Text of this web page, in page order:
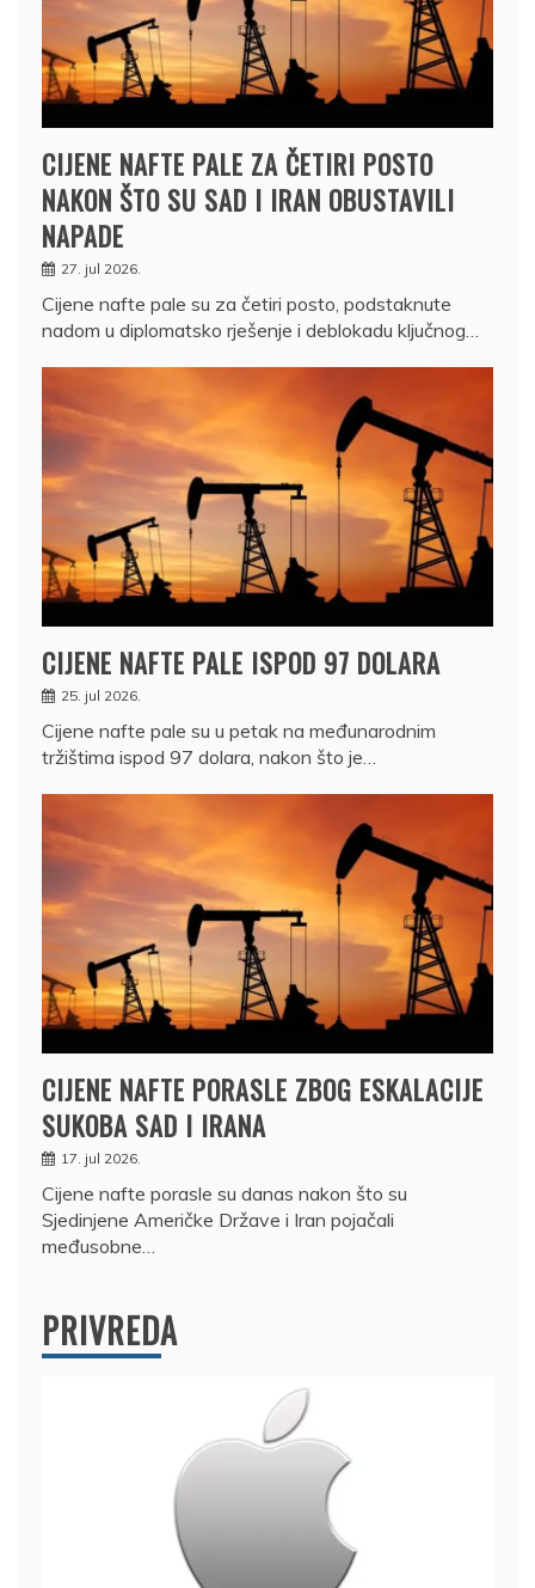
CIJENE NAFTE PALE ZA ČETIRI POSTO
NAKON ŠTO SU SAD I IRAN OBUSTAVILI
NAPADE
27. jul 2026.
Cijene nafte pale su za četiri posto, podstaknute
nadom u diplomatsko rješenje i deblokadu ključnog…
CIJENE NAFTE PALE ISPOD 97 DOLARA
25. jul 2026.
Cijene nafte pale su u petak na međunarodnim
tržištima ispod 97 dolara, nakon što je…
CIJENE NAFTE PORASLE ZBOG ESKALACIJE
SUKOBA SAD I IRANA
17. jul 2026.
Cijene nafte porasle su danas nakon što su
Sjedinjene Američke Države i Iran pojačali
međusobne…
PRIVREDA